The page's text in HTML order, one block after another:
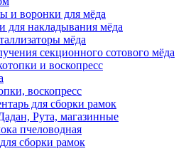
и воронки для мёда
для накладывания мёда
мёда
секционного сотового мёда
и воскопресс
воскопресс
для сборки рамок
Рута, магазинные
пчеловодная
сборки рамок